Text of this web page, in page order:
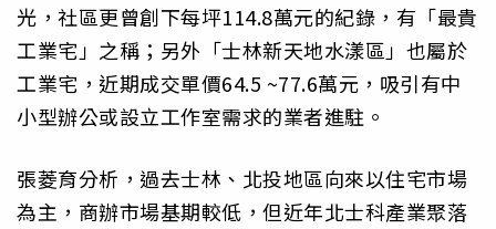
光，社區更曾創下每坪114.8萬元的紀錄，有「最貴
工業宅」之稱；另外「士林新天地水漾區」也屬於
工業宅，近期成交單價64.5 ~77.6萬元，吸引有中
小型辦公或設立工作室需求的業者進駐。
張菱育分析，過去士林、北投地區向來以住宅市場
為主，商辦市場基期較低，但近年北士科產業聚落